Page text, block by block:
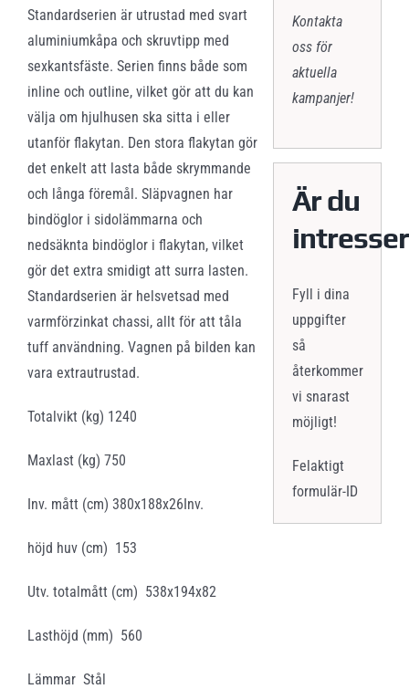
Standardserien är utrustad med svart
aluminiumkåpa och skruvtipp med
sexkantsfäste. Serien finns både som
inline och outline, vilket gör att du kan
välja om hjulhusen ska sitta i eller
utanför flakytan. Den stora flakytan gör
det enkelt att lasta både skrymmande
och långa föremål. Släpvagnen har
bindöglor i sidolämmarna och
nedsäknta bindöglor i flakytan, vilket
gör det extra smidigt att surra lasten.
Standardserien är helsvetsad med
varmförzinkat chassi, allt för att tåla
tuff användning. Vagnen på bilden kan
vara extrautrustad.
Totalvikt (kg) 1240
Maxlast (kg) 750
Inv. mått (cm) 380x188x26Inv.
höjd huv (cm) 153
Utv. totalmått (cm) 538x194x82
Lasthöjd (mm) 560
Lämmar Stål
Kontakta
oss för
aktuella
kampanjer!
Är du
Fyll i dina
uppgifter
så
återkommer
vi snarast
möjligt!
Felaktigt
formulär-ID